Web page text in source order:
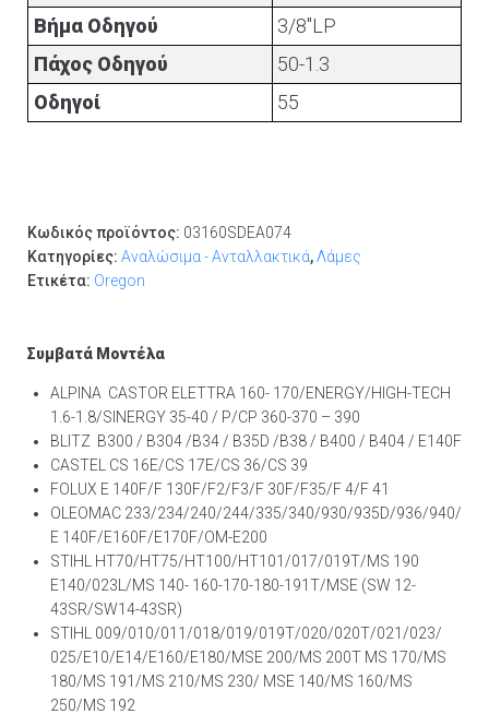
Βήμα Οδηγού
3/8"LP
Πάχος Οδηγού
50-1.3
Οδηγοί
55
Κωδικός προϊόντος: 03160SDEA074
Κατηγορίες: Αναλώσιμα - Ανταλλακτικά,Λάμες
Ετικέτα: Oregon
Συμβατά Μοντέλα
ALPINA CASTOR ELETTRA 160- 170/ENERGY/HIGH-TECH
1.6-1.8/SINERGY 35-40 / P/CP 360-370 – 390
BLITZ B300 / B304 /B34 / B35D /B38 / B400 / B404 / E140F
CASTEL CS 16E/CS 17E/CS 36/CS 39
FOLUX E 140F/F 130F/F2/F3/F 30F/F35/F 4/F 41
OLEOMAC 233/234/240/244/335/340/930/935D/936/940/
E 140F/E160F/E170F/OM-E200
STIHL HT70/HT75/HT100/HT101/017/019T/MS 190
E140/023L/MS 140- 160-170-180-191T/MSE (SW 12-
43SR/SW14-43SR)
STIHL 009/010/011/018/019/019T/020/020T/021/023/
025/E10/E14/E160/E180/MSE 200/MS 200T MS 170/MS
180/MS 191/MS 210/MS 230/ MSE 140/MS 160/MS
250/MS 192